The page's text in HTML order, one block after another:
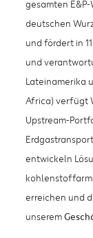
gesamten
deutschen
und fördert in
und
Lateinamerika
Africa) verfügt
Upstream-
entwickeln
erreichen und
unserem